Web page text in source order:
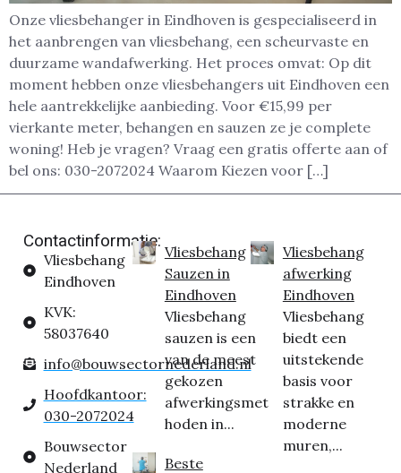
Onze vliesbehanger in Eindhoven is gespecialiseerd in
het aanbrengen van vliesbehang, een scheurvaste en
duurzame wandafwerking. Het proces omvat: Op dit
moment hebben onze vliesbehangers uit Eindhoven een
hele aantrekkelijke aanbieding. Voor €15,99 per
vierkante meter, behangen en sauzen ze je complete
woning! Heb je vragen? Vraag een gratis offerte aan of
bel ons: 030-2072024 Waarom Kiezen voor […]
Contactinformatie:
Vliesbehang
Eindhoven
KVK:
58037640
info@bouwsectornederland.nl
Hoofdkantoor:
030-2072024
Bouwsector
Nederland
Vliesbehang
Sauzen in
Eindhoven
Vliesbehang
sauzen is een
van de meest
gekozen
afwerkingsmet
hoden in...
Beste
Vliesbehang
afwerking
Eindhoven
Vliesbehang
biedt een
uitstekende
basis voor
strakke en
moderne
muren,...